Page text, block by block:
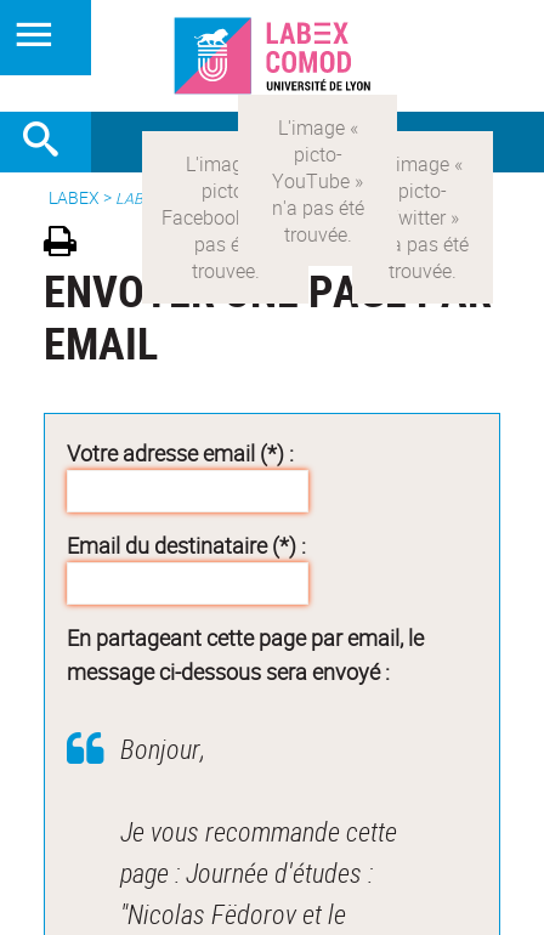
LABEX > LABEX COMOD
ENVOYER UNE PAGE PAR
EMAIL
Votre adresse email (*) :
Email du destinataire (*) :
En partageant cette page par email, le
message ci-dessous sera envoyé :
Bonjour,
Je vous recommande cette
page : Journée d'études :
"Nicolas Fëdorov et le